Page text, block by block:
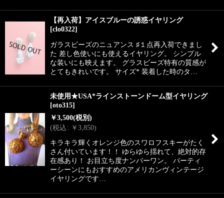
【再入荷】アイスブルーの誘惑イヤリング
[clo0322]
ガラスビーズのニュアンス ♯１点再入荷できまし
た 差し色使いにも使えるイヤリング。 シンプル
な装いにも映えます。 グラスビーズ特有の質感が
とてもきれいです。 サイズ* 装着した時のタ…
未使用★USA*ラインストーンドーム型イヤリング
[oto315]
￥3,500(税別)
(税込: ￥3,850)
キラキラ輝くオレンジ色のスワロフスキーがたく
さん付いています！！ ゆらゆら揺れて、絶対的存
在感あり！ お目立ち度ナンバーワン。 パーティ
ーシーンにもおすすめのアメリカンヴィンテージ
イヤリングです…